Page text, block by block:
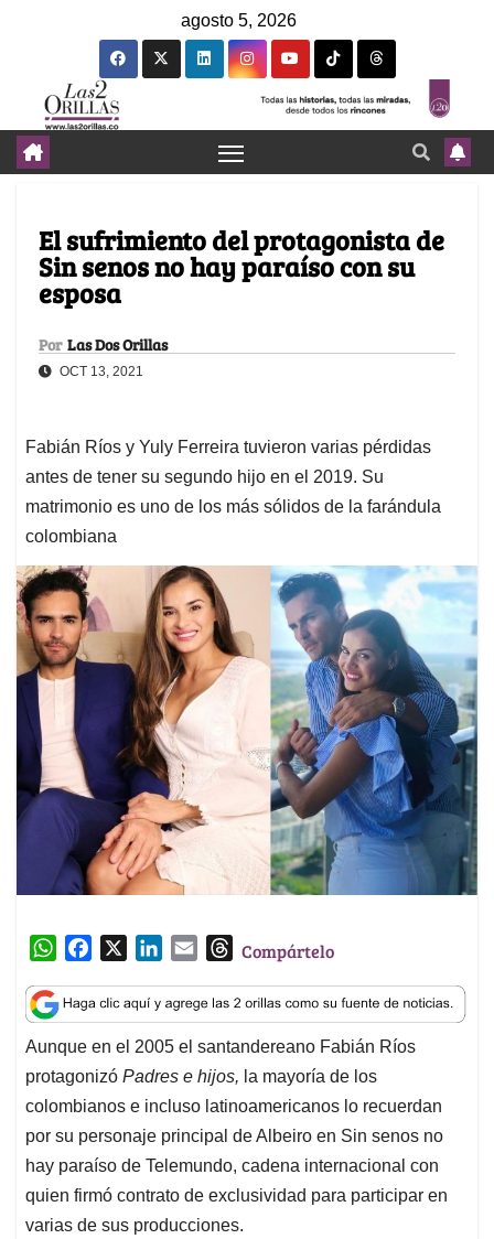
agosto 5, 2026
El sufrimiento del protagonista de
Sin senos no hay paraíso con su
esposa
Por Las Dos Orillas
OCT 13, 2021
Fabián Ríos y Yuly Ferreira tuvieron varias pérdidas
antes de tener su segundo hijo en el 2019. Su
matrimonio es uno de los más sólidos de la farándula
colombiana
W
a
t
s
A
p
p
c
e
b
o
o
k
n
k
e
d
I
n
a
i
l
T
r
e
a
d
s
Compártelo
Aunque en el 2005 el santandereano Fabián Ríos
protagonizó Padres e hijos, la mayoría de los
colombianos e incluso latinoamericanos lo recuerdan
por su personaje principal de Albeiro en Sin senos no
hay paraíso de Telemundo, cadena internacional con
quien firmó contrato de exclusividad para participar en
varias de sus producciones.